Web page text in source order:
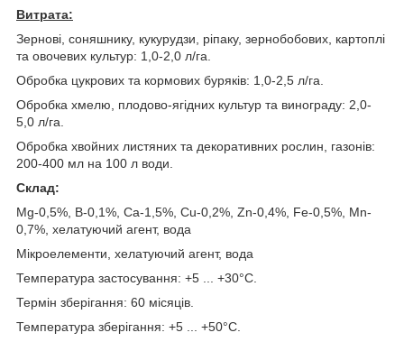
Витрата:
Зернові, соняшнику, кукурудзи, ріпаку, зернобобових, картоплі
та овочевих культур: 1,0-2,0 л/га.
Обробка цукрових та кормових буряків: 1,0-2,5 л/га.
Обробка хмелю, плодово-ягідних культур та винограду: 2,0-
5,0 л/га.
Обробка хвойних листяних та декоративних рослин, газонів:
200-400 мл на 100 л води.
Склад:
Mg-0,5%, B-0,1%, Ca-1,5%, Cu-0,2%, Zn-0,4%, Fe-0,5%, Mn-
0,7%, хелатуючий агент, вода
Мікроелементи, хелатуючий агент, вода
Температура застосування: +5 ... +30°С.
Термін зберігання: 60 місяців.
Температура зберігання: +5 ... +50°С.